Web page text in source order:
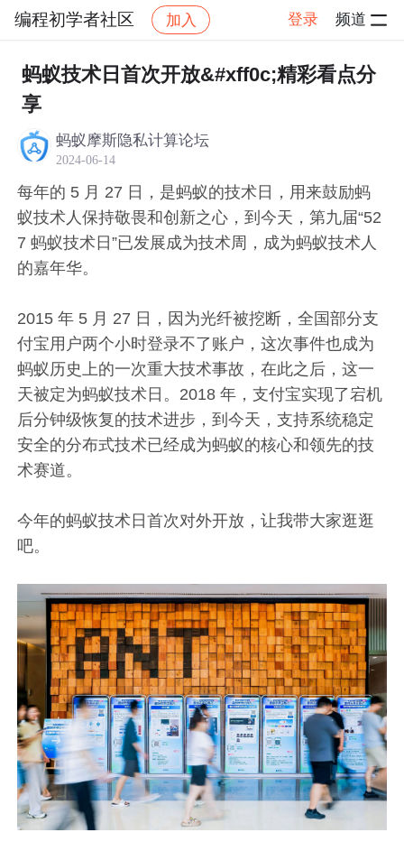
编程初学者社区 加入 登录 频道
社区 编程初学者社区 每日一题 帖子详情
蚂蚁技术日首次开放&#xff0c;精彩看点分
享
蚂蚁摩斯隐私计算论坛
2024-06-14
每年的 5 月 27 日，是蚂蚁的技术日，用来鼓励蚂
蚁技术人保持敬畏和创新之心，到今天，第九届“52
7 蚂蚁技术日”已发展成为技术周，成为蚂蚁技术人
的嘉年华。
2015 年 5 月 27 日，因为光纤被挖断，全国部分支
付宝用户两个小时登录不了账户，这次事件也成为
蚂蚁历史上的一次重大技术事故，在此之后，这一
天被定为蚂蚁技术日。2018 年，支付宝实现了宕机
后分钟级恢复的技术进步，到今天，支持系统稳定
安全的分布式技术已经成为蚂蚁的核心和领先的技
术赛道。
今年的蚂蚁技术日首次对外开放，让我带大家逛逛
吧。